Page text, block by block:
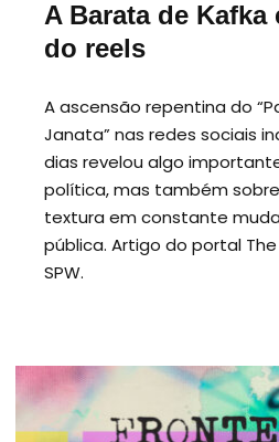
A Barata de
do reels
A ascensão repentina do
Janata” nas redes sociais
dias revelou algo
política, mas também
textura em constante
pública. Artigo do portal
SPW.